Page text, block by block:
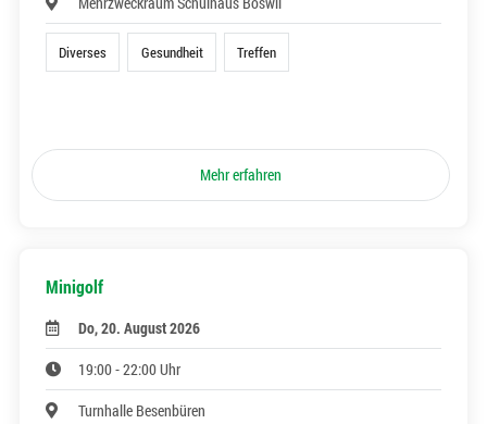
Diverses Gesundheit Treffen
Mehr erfahren
Minigolf
Do, 20. August 2026
19:00 - 22:00 Uhr
Turnhalle Besenbüren